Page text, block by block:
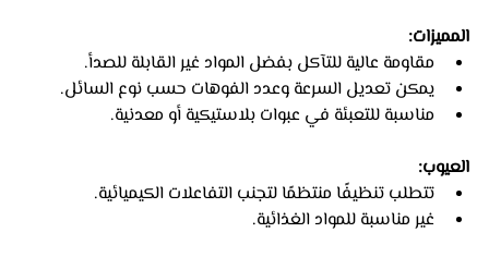
المميزات:
مقاومة عالية للتآكل بفضل المواد غير القابلة للصدأ.
يمكن تعديل السرعة وعدد الفوهات حسب نوع السائل.
مناسبة للتعبئة في عبوات بلاستيكية أو معدنية.
العيوب:
تتطلب تنظيفًا منتظمًا لتجنب التفاعلات الكيميائية.
غير مناسبة للمواد الغذائية.